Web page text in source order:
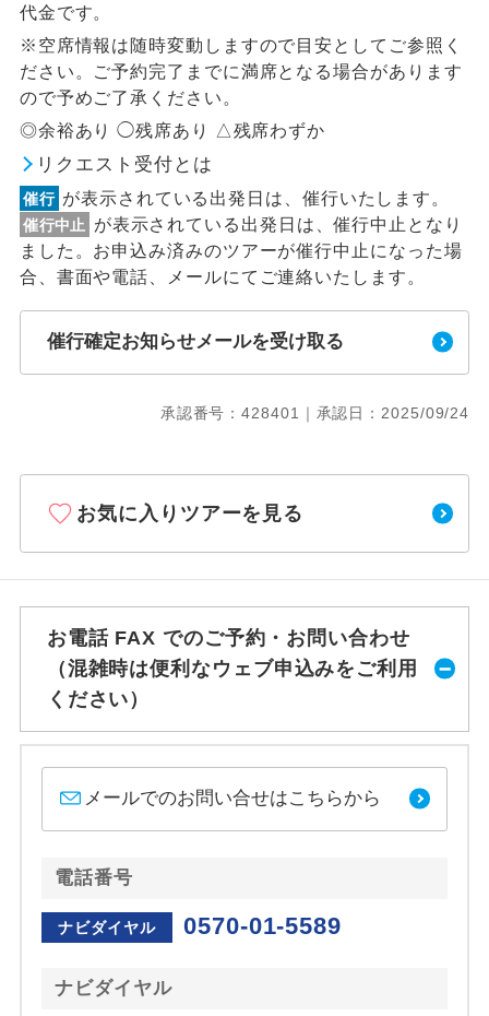
代金です。
※空席情報は随時変動しますので目安としてご参照く
ださい。ご予約完了までに満席となる場合があります
ので予めご了承ください。
◎余裕あり ◯残席あり △残席わずか
リクエスト受付とは
催行 が表示されている出発日は、催行いたします。
催行中止
が表示されている出発日は、催行中止となり
ました。お申込み済みのツアーが催行中止になった場
合、書面や電話、メールにてご連絡いたします。
催行確定お知らせメールを受け取る
承認番号：428401｜承認日：2025/09/24
お気に入りツアーを見る
お電話 FAX でのご予約・お問い合わせ
（混雑時は便利なウェブ申込みをご利用
ください）
メールでのお問い合せはこちらから
電話番号
ナビダイヤル 0570-01-5589
ナビダイヤル